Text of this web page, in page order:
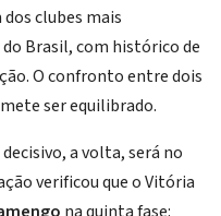
dos clubes mais
Brasil, com histórico de
O confronto entre dois
ser equilibrado.
a volta, será no
verificou que o Vitória